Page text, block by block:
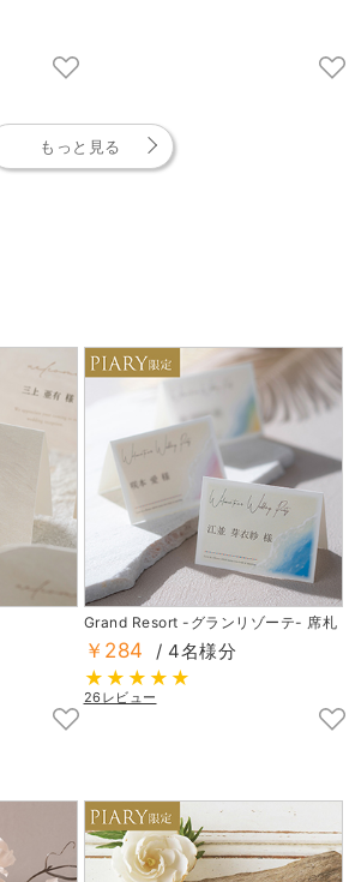
もっと見る
Grand Resort -グランリゾーテ- 席札
￥284 / 4名様分
26レビュー